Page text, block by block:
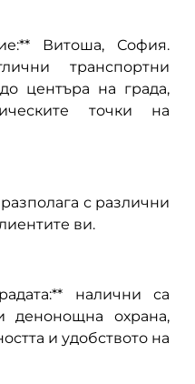
Витоша, София.
транспортни
центъра на града,
точки на
с различни
ви.
налични са
денонощна охрана,
и удобството на